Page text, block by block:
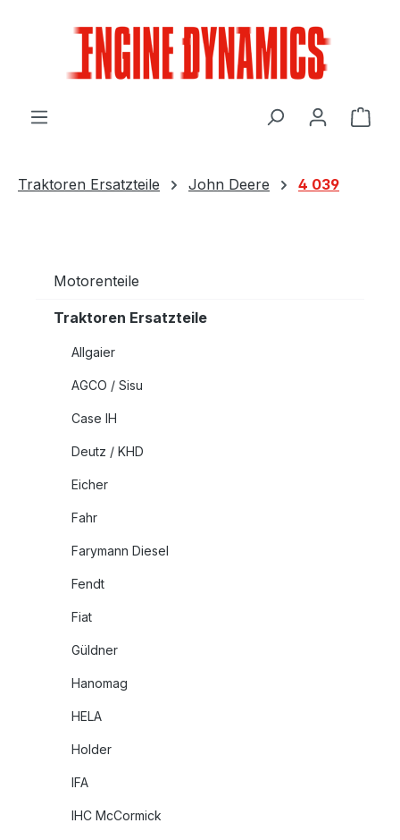
Traktoren Ersatzteile John Deere 4 039
Motorenteile
Traktoren Ersatzteile
Allgaier
AGCO / Sisu
Case IH
Deutz / KHD
Eicher
Fahr
Farymann Diesel
Fendt
Fiat
Güldner
Hanomag
HELA
Holder
IFA
IHC McCormick